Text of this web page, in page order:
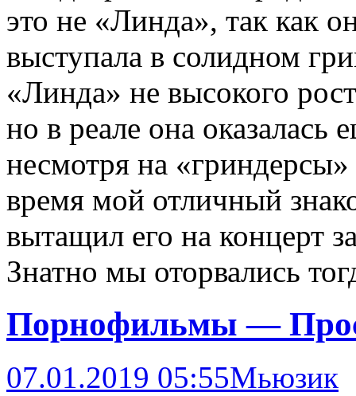
это не «Линда», так как
выступала в солидном
«Линда» не высокого
но в реале она
несмотря на
время мой отличный
вытащил его на концерт
Знатно мы оторвались
Порнофильмы —
07.01.2019 05:55Мьюзик